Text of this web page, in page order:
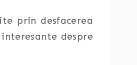
prin desfacerea
despre